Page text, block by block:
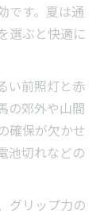
です。夏は通
選ぶと快適に
い前照灯と赤
の郊外や山間
確保が欠かせ
池切れなどの
グリップ力の